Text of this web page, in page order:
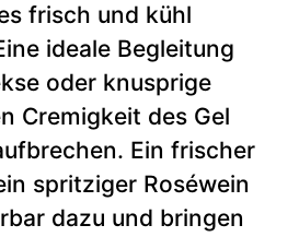
frisch und kühl
ideale Begleitung
oder knusprige
Cremigkeit des Gel
Ein frischer
spritziger Roséwein
dazu und bringen